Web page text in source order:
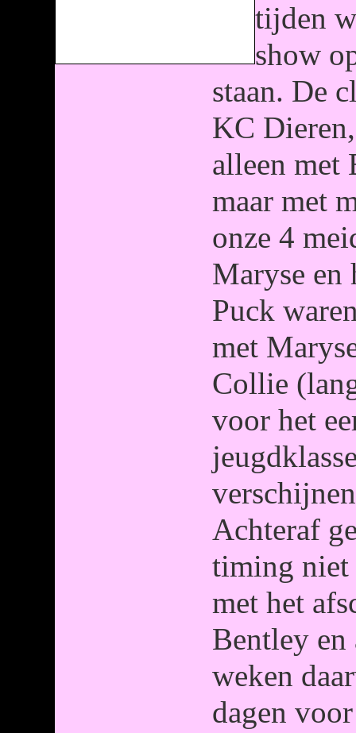
tijden
show
staan. De
KC
alleen met
maar met
onze 4
Maryse en
Puck
met
Collie
voor het
Achteraf
timing
met het
Bentley
weken
dagen voor